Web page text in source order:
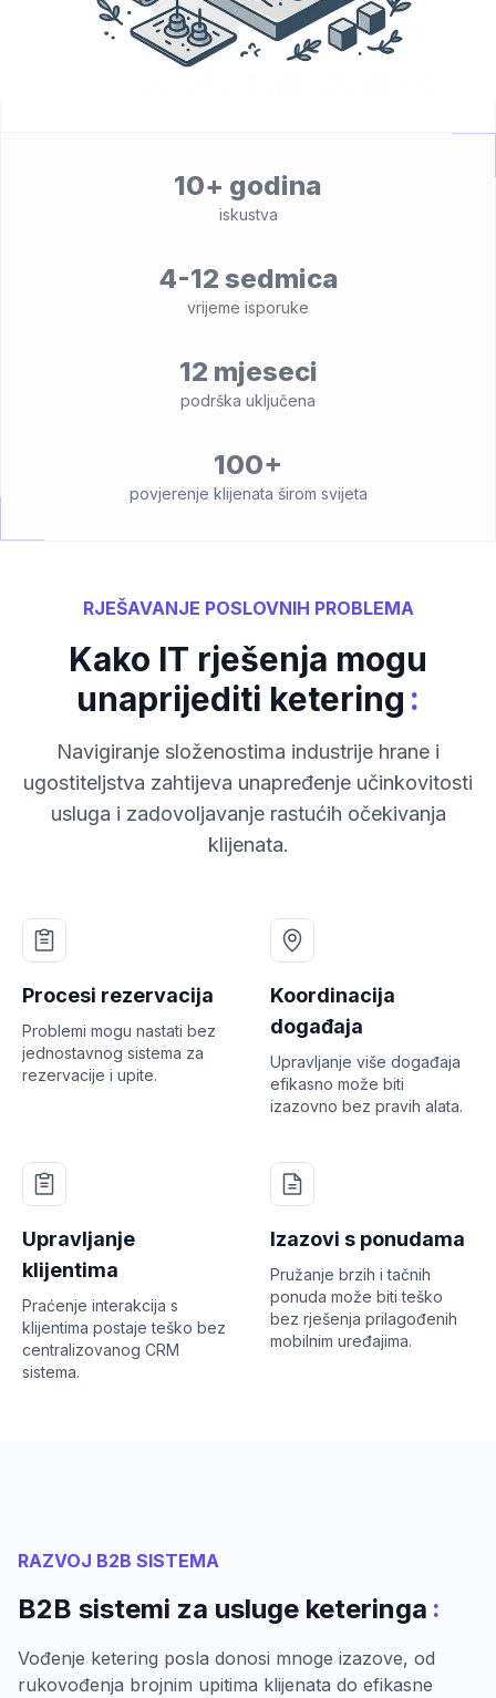
10+ godina
iskustva
4-12 sedmica
vrijeme isporuke
12 mjeseci
podrška uključena
100+
povjerenje klijenata širom svijeta
RJEŠAVANJE POSLOVNIH PROBLEMA
Kako IT rješenja mogu
unaprijediti ketering :
Navigiranje složenostima industrije hrane i
ugostiteljstva zahtijeva unapređenje učinkovitosti
usluga i zadovoljavanje rastućih očekivanja
klijenata.
Procesi rezervacija
Problemi mogu nastati bez
jednostavnog sistema za
rezervacije i upite.
Koordinacija
događaja
Upravljanje više događaja
efikasno može biti
izazovno bez pravih alata.
Upravljanje
klijentima
Praćenje interakcija s
klijentima postaje teško bez
centralizovanog CRM
sistema.
Izazovi s ponudama
Pružanje brzih i tačnih
ponuda može biti teško
bez rješenja prilagođenih
mobilnim uređajima.
RAZVOJ B2B SISTEMA
B2B sistemi za usluge keteringa :
Vođenje ketering posla donosi mnoge izazove, od
rukovođenja brojnim upitima klijenata do efikasne